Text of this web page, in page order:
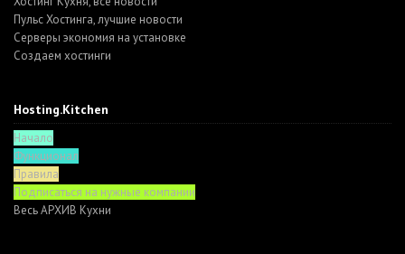
Пульс Хостинга, лучшие новости
Серверы экономия на установке
Создаем хостинги
Hosting.Kitchen
Начало
Функционал
Правила
Подписаться на нужные компании
Весь АРХИВ Кухни